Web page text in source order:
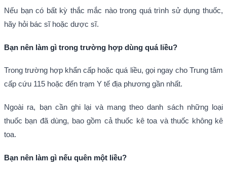
Nếu bạn có bất kỳ thắc mắc nào trong quá trình sử dụng thuốc,
hãy hỏi bác sĩ hoặc dược sĩ.
Bạn nên làm gì trong trường hợp dùng quá liều?
Trong trường hợp khẩn cấp hoặc quá liều, gọi ngay cho Trung tâm
cấp cứu 115 hoặc đến trạm Y tế địa phương gần nhất.
Ngoài ra, bạn cần ghi lại và mang theo danh sách những loại
thuốc bạn đã dùng, bao gồm cả thuốc kê toa và thuốc không kê
toa.
Bạn nên làm gì nếu quên một liều?